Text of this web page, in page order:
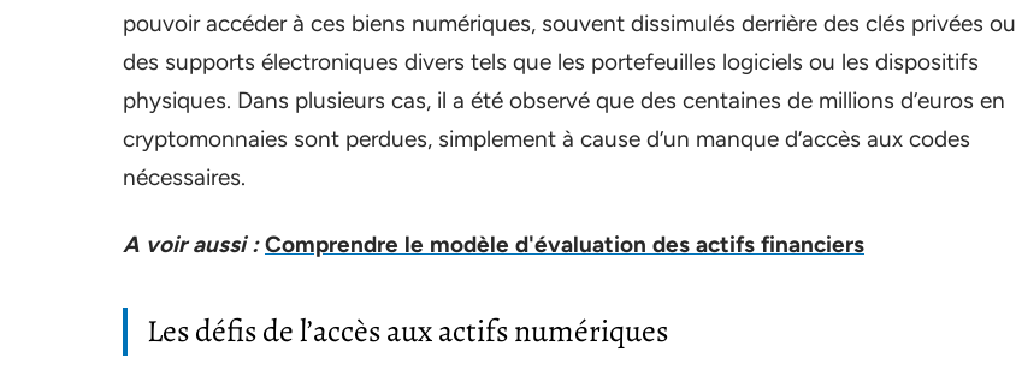
pouvoir accéder à ces biens numériques, souvent dissimulés derrière des clés privées ou
des supports électroniques divers tels que les portefeuilles logiciels ou les dispositifs
physiques. Dans plusieurs cas, il a été observé que des centaines de millions d’euros en
cryptomonnaies sont perdues, simplement à cause d’un manque d’accès aux codes
nécessaires.
A voir aussi : Comprendre le modèle d'évaluation des actifs financiers
Les défis de l’accès aux actifs numériques